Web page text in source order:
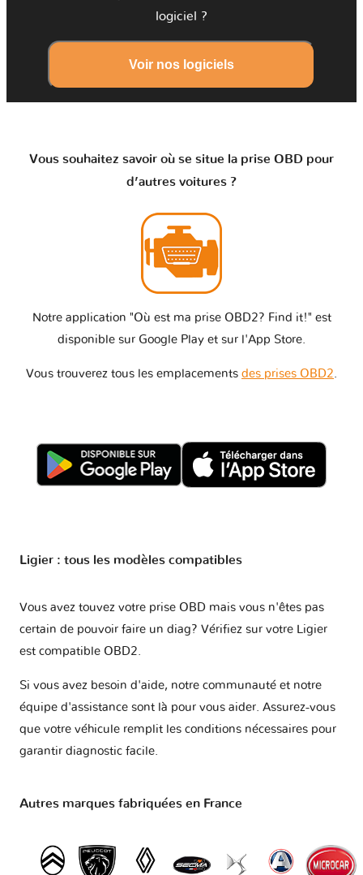
logiciel ?
Voir nos logiciels
Vous souhaitez savoir où se situe la prise OBD pour
d’autres voitures ?
Notre application "Où est ma prise OBD2? Find it!" est
disponible sur Google Play et sur l'App Store.
Vous trouverez tous les emplacements des prises OBD2
Ligier : tous les modèles compatibles
Vous avez touvez votre prise OBD mais vous n'êtes pas
certain de pouvoir faire un diag? Vérifiez sur votre
Ligier
est compatible OBD2
Si vous avez besoin d'aide, notre communauté et notre
équipe d'assistance sont là pour vous aider. Assurez-vous
que votre véhicule remplit les conditions nécessaires pour
garantir diagnostic facile.
Autres marques fabriquées en France